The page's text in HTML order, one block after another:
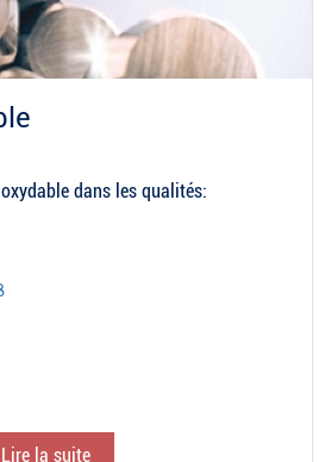
dans les qualités:
Lire la suite